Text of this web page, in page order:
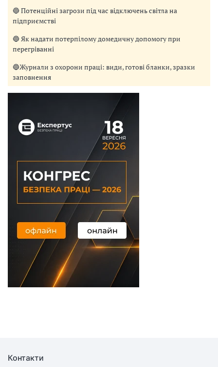
🔵 Потенційні загрози під час відключень світла на
підприємстві
🔵 Як надати потерпілому домедичну допомогу при
перегріванні
🔵Журнали з охорони праці: види, готові бланки, зразки
заповнення
Контакти